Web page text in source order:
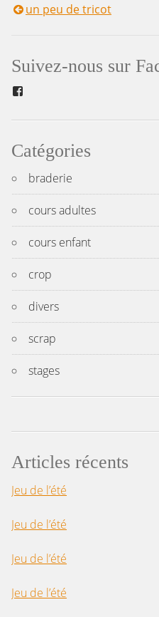
Navigation
l’article
un peu de tricot
Suivez-nous sur
Catégories
braderie
cours adultes
cours enfant
crop
divers
scrap
stages
Articles récents
Jeu de l’été
Jeu de l’été
Jeu de l’été
Jeu de l’été